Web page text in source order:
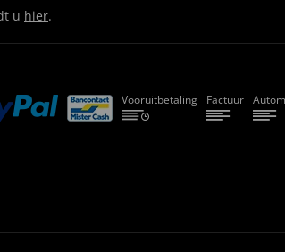
u hier.
Vooruitbetaling Factuur